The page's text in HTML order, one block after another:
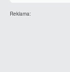
Reklama: